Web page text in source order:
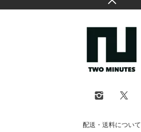
配送・送料について